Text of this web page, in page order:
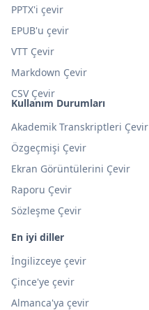
Kullanım Durumları
Akademik Transkriptleri Çevir
Özgeçmişi Çevir
Ekran Görüntülerini Çevir
Raporu Çevir
Sözleşme Çevir
En iyi diller
İngilizceye çevir
Çince'ye çevir
Almanca'ya çevir
PPTX'i çevir
EPUB'u çevir
VTT Çevir
Markdown Çevir
CSV Çevir